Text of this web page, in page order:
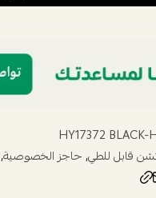
HY17372 BLACK-
قابل للطي,حاجز الخصوصية,